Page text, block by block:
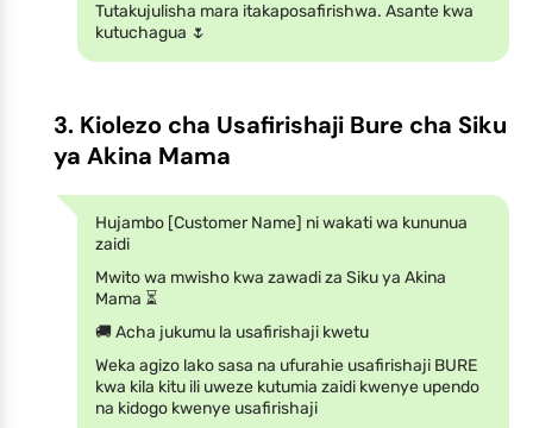
Tutakujulisha mara itakaposafirishwa. Asante kwa
kutuchagua 🌷
3. Kiolezo cha Usafirishaji Bure cha Siku
ya Akina Mama
Hujambo [Customer Name] ni wakati wa kununua
zaidi
Mwito wa mwisho kwa zawadi za Siku ya Akina
Mama ⏳
🚚 Acha jukumu la usafirishaji kwetu
Weka agizo lako sasa na ufurahie usafirishaji BURE
kwa kila kitu ili uweze kutumia zaidi kwenye upendo
na kidogo kwenye usafirishaji